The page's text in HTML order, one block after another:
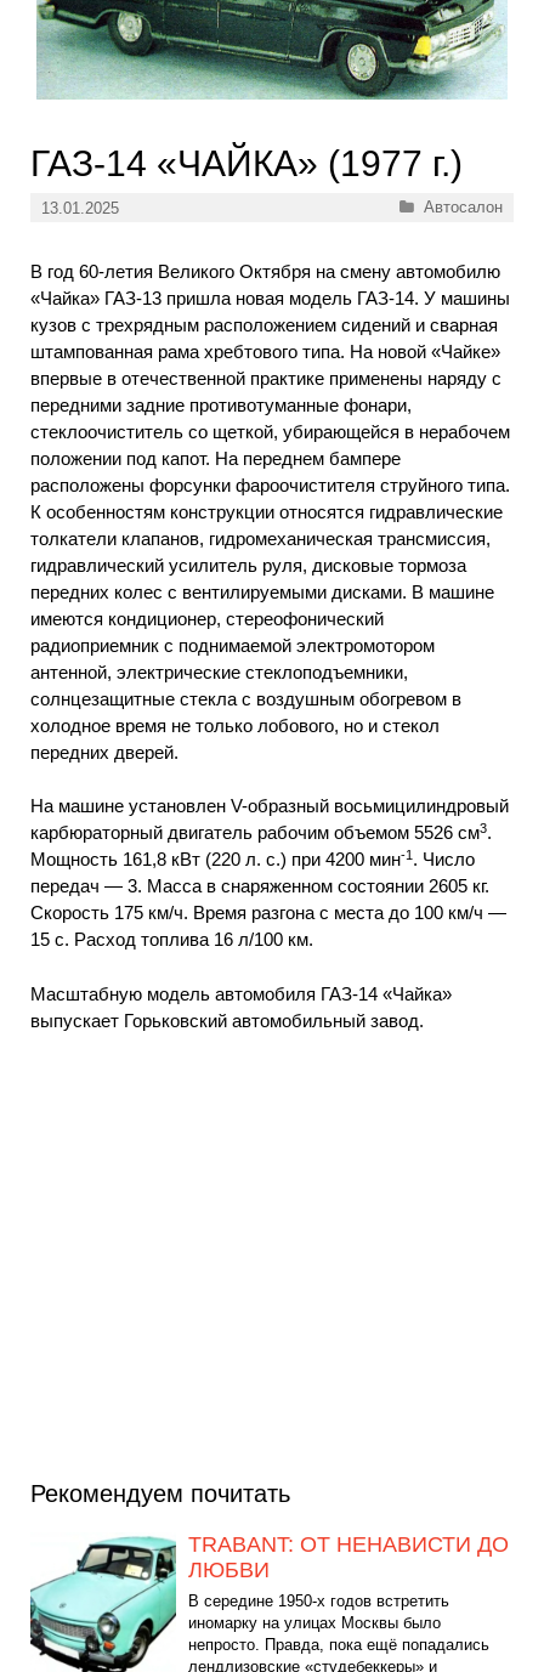
ГАЗ-14 «ЧАЙКА» (1977 г.)
13.01.2025 Рубрики
Автосалон
В год 60-летия Великого Октября на смену автомобилю
«Чайка» ГАЗ-13 пришла новая модель ГАЗ-14. У машины
кузов с трехрядным расположением сидений и сварная
штампованная рама хребтового типа. На новой «Чайке»
впервые в отечественной практике применены наряду с
передними задние противотуманные фонари,
стеклоочиститель со щеткой, убирающейся в нерабочем
положении под капот. На переднем бампере
расположены форсунки фароочистителя струйного типа.
К особенностям конструкции относятся гидравлические
толкатели клапанов, гидромеханическая трансмиссия,
гидравлический усилитель руля, дисковые тормоза
передних колес с вентилируемыми дисками. В машине
имеются кондиционер, стереофонический
радиоприемник с поднимаемой электромотором
антенной, электрические стеклоподъемники,
солнцезащитные стекла с воздушным обогревом в
холодное время не только лобового, но и стекол
передних дверей.
На машине установлен V-образный восьмицилиндровый
карбюраторный двигатель рабочим объемом 5526 см3.
Мощность 161,8 кВт (220 л. с.) при 4200 мин-1 . Число
передач — 3. Масса в снаряженном состоянии 2605 кг.
Скорость 175 км/ч. Время разгона с места до 100 км/ч —
15 с. Расход топлива 16 л/100 км.
Масштабную модель автомобиля ГАЗ-14 «Чайка»
выпускает Горьковский автомобильный завод.
Рекомендуем почитать
TRABANT: ОТ НЕНАВИСТИ ДО
ЛЮБВИ
В середине 1950-х годов встретить
иномарку на улицах Москвы было
непросто. Правда, пока ещё попадались
лендлизовские «студебеккеры» и